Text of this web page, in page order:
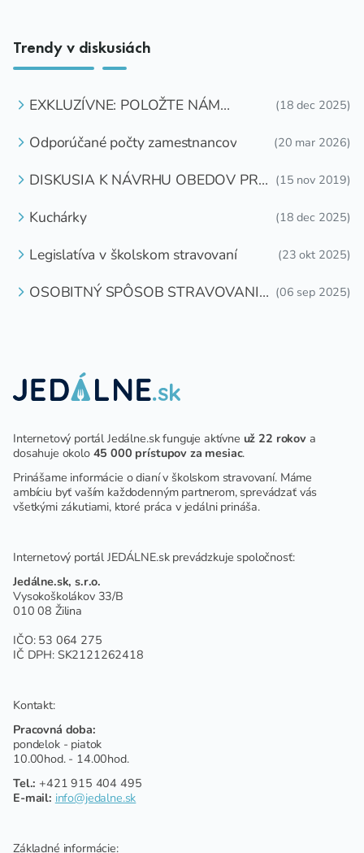
Trendy v diskusiách
EXKLUZÍVNE: POLOŽTE NÁM
(18 dec 2025)
Odporúčané počty zamestnancov (20 mar 2026)
DISKUSIA K NÁVRHU OBEDOV PRE
(15 nov 2019)
Kuchárky (18 dec 2025)
Legislatíva v školskom stravovaní (23 okt 2025)
OSOBITNÝ SPÔSOB STRAVOVANIA (06 sep 2025)
Internetový portál Jedálne.sk funguje aktívne už 22 rokova
dosahuje okolo 45 000 prístupov za mesiac.
Prinášame informácie o dianí v školskom stravovaní. Máme
ambíciu byť vaším každodenným partnerom, sprevádzať vás
všetkými zákutiami, ktoré práca v jedálni prináša.
Internetový portál JEDÁLNE.sk prevádzkuje spoločnosť:
Jedálne.sk, s.r.o.
Vysokoškolákov 33/B
010 08 Žilina
IČO: 53 064 275
IČ DPH: SK2121262418
Kontakt:
Pracovná doba:
pondelok - piatok
10.00hod. - 14.00hod.
Tel.: +421 915 404 495
E-mail: info@jedalne.sk
Základné informácie: